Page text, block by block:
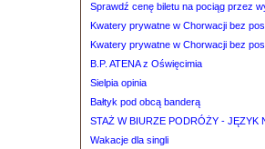
Sprawdź cenę biletu na pociąg przez
Kwatery prywatne w Chorwacji bez
Kwatery prywatne w Chorwacji bez
B.P. ATENA z Oświęcimia
Sielpia opinia
Bałtyk pod obcą banderą
STAŻ W BIURZE PODRÓŻY - JĘZYK
Wakacje dla singli